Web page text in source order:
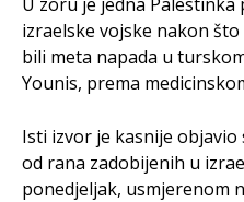
izraelske vojske nakon
bili meta napada u
Younis, prema
Isti izvor je kasnije
od rana zadobijenih u
ponedjeljak, usmjerenom